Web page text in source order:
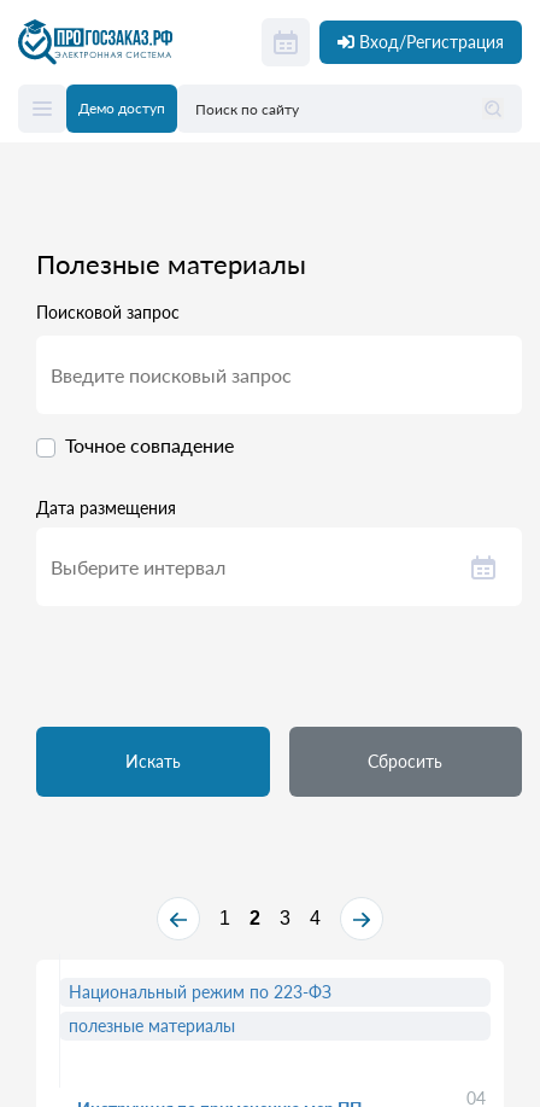
Вход/Регистрация
Демо доступ
Полезные материалы
Поисковой запрос
Точное совпадение
Дата размещения
Искать Сбросить
1 2 3 4
04
Национальный режим по 223-ФЗ
полезные материалы